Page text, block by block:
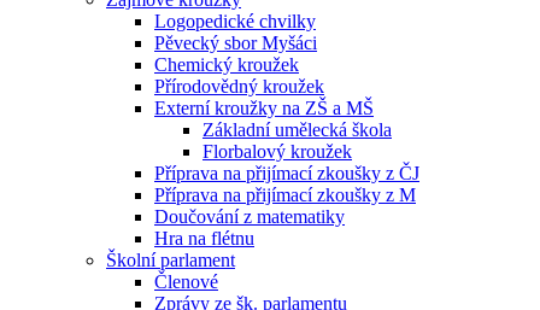
Logopedické chvilky
Pěvecký sbor Myšáci
Chemický kroužek
Přírodovědný kroužek
Externí kroužky na ZŠ a MŠ
Základní umělecká škola
Florbalový kroužek
Příprava na přijímací zkoušky z ČJ
Příprava na přijímací zkoušky z M
Doučování z matematiky
Hra na flétnu
Školní parlament
Členové
Zprávy ze šk. parlamentu